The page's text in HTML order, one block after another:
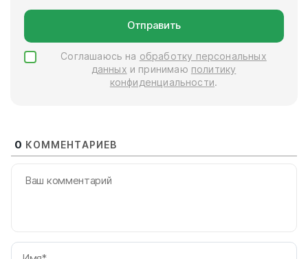
Отправить
Соглашаюсь на обработку персональных
данных и принимаю политику
конфиденциальности.
0 КОММЕНТАРИЕВ